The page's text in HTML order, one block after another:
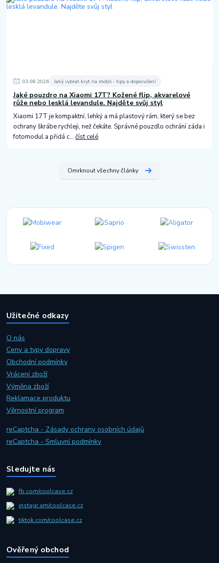
03.08.2026 Jaký vybrat kryt na mobil - tipy a doporučení
Jaké pouzdro na Xiaomi 17T? Kožené flip, akvarelové
růže nebo lesklá levandule. Najděte svůj styl
Xiaomi 17T je kompaktní, lehký a má plastový rám, který se bez
ochrany škrábe rychleji, než čekáte. Správné pouzdlo ochrání záda i
fotomodul a přidá c...číst celé
Omrknout všechny články
Užitečné odkazy
O nás
Ceny a typy dopravy
Obchodní podmínky
Vrácení zboží
Výměna zboží
Reklamace produktu
Věrnostní program
reCaptcha - Zásady ochrany osobních údajů
reCaptcha - Smluvní podmínky
Sledujte nás
fb.com/coolcase.cz
instagr.am/coolcase.cz
tiktok.com/coolcase.cz
Ověřený obchod